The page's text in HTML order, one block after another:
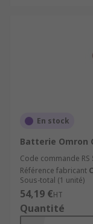
En stock
Batterie Omron
Code commande RS
Référence fabricant
Sous-total (1 unité)
54,19 €HT
Quantité